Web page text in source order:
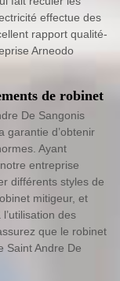
effectue des
rapport qualité-
Arneodo
de robinet
De Sangonis
garantie d’obtenir
Ayant
entreprise
différents styles de
mitigeur, et
des
que le robinet
Saint Andre De